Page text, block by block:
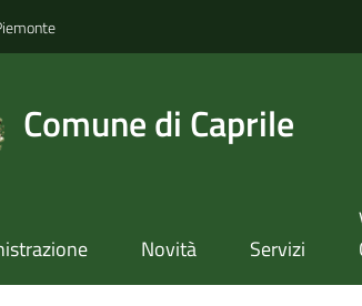
Comune di Caprile
Novità Servizi